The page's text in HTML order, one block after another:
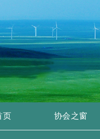
页 协会之窗